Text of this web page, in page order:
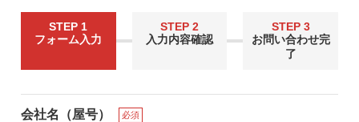
STEP 1
フォーム入力
STEP 2
入力内容確認
STEP 3
お問い合わせ完
了
会社名（屋号） 必須